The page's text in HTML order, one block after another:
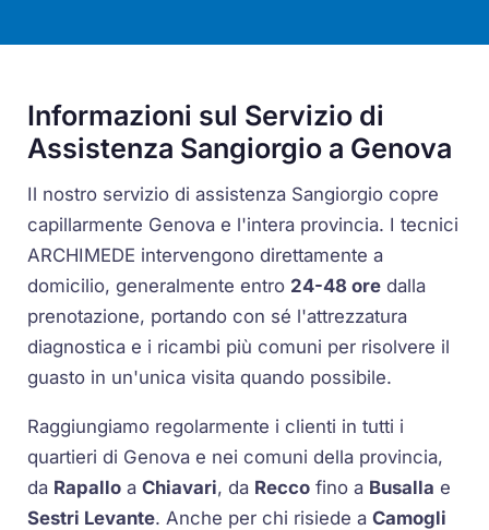
Informazioni sul Servizio di
Assistenza Sangiorgio a Genova
Il nostro servizio di assistenza Sangiorgio copre
capillarmente Genova e l'intera provincia. I tecnici
ARCHIMEDE intervengono direttamente a
domicilio, generalmente entro 24-48 ore dalla
prenotazione, portando con sé l'attrezzatura
diagnostica e i ricambi più comuni per risolvere il
guasto in un'unica visita quando possibile.
Raggiungiamo regolarmente i clienti in tutti i
quartieri di Genova e nei comuni della provincia,
da Rapallo aChiavari, da Recco fino a Busalla e
Sestri Levante. Anche per chi risiede aCamogli